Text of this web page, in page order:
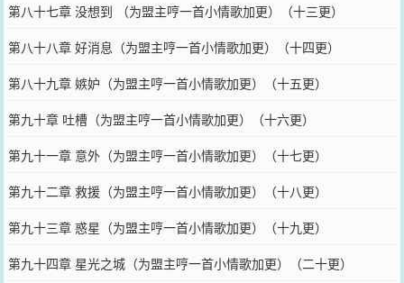
第八十七章 没想到 （为盟主哼一首小情歌加更）（十三更）
第八十八章 好消息（为盟主哼一首小情歌加更）（十四更）
第八十九章 嫉妒（为盟主哼一首小情歌加更）（十五更）
第九十章 吐槽（为盟主哼一首小情歌加更）（十六更）
第九十一章 意外（为盟主哼一首小情歌加更）（十七更）
第九十二章 救援（为盟主哼一首小情歌加更）（十八更）
第九十三章 惑星（为盟主哼一首小情歌加更）（十九更）
第九十四章 星光之城（为盟主哼一首小情歌加更）（二十更）